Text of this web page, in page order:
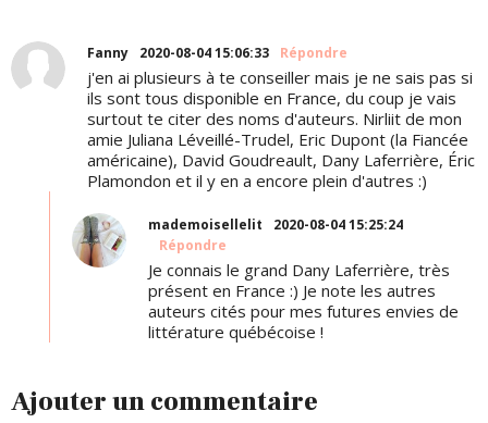
Fanny 2020-08-04 15:06:33 Répondre
j'en ai plusieurs à te conseiller mais je ne sais pas si
ils sont tous disponible en France, du coup je vais
surtout te citer des noms d'auteurs. Nirliit de mon
amie Juliana Léveillé-Trudel, Eric Dupont (la Fiancée
américaine), David Goudreault, Dany Laferrière, Éric
Plamondon et il y en a encore plein d'autres :)
mademoisellelit
2020-08-04 15:25:24
Répondre
Je connais le grand Dany Laferrière, très
présent en France :) Je note les autres
auteurs cités pour mes futures envies de
littérature québécoise !
Ajouter un commentaire